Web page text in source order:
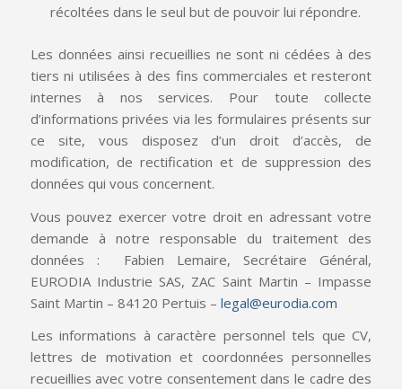
récoltées dans le seul but de pouvoir lui répondre.
Les données ainsi recueillies ne sont ni cédées à des
tiers ni utilisées à des fins commerciales et resteront
internes à nos services. Pour toute collecte
d’informations privées via les formulaires présents sur
ce site, vous disposez d’un droit d’accès, de
modification, de rectification et de suppression des
données qui vous concernent.
Vous pouvez exercer votre droit en adressant votre
demande à notre responsable du traitement des
données : Fabien Lemaire, Secrétaire Général,
EURODIA Industrie SAS, ZAC Saint Martin – Impasse
Saint Martin – 84120 Pertuis – legal@eurodia.com
Les informations à caractère personnel tels que CV,
lettres de motivation et coordonnées personnelles
recueillies avec votre consentement dans le cadre des